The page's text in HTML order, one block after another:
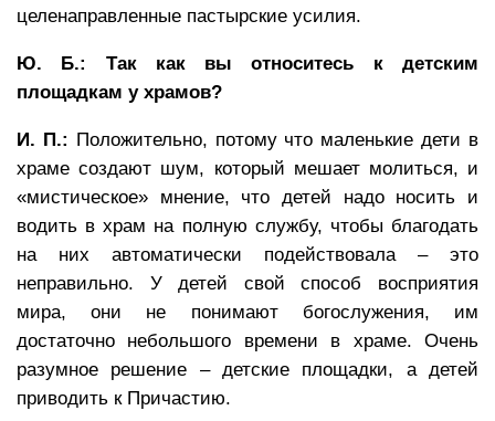
целенаправленные пастырские усилия.
Ю. Б.: Так как вы относитесь к детским
площадкам у храмов?
И. П.: Положительно, потому что маленькие дети в
храме создают шум, который мешает молиться, и
«мистическое» мнение, что детей надо носить и
водить в храм на полную службу, чтобы благодать
на них автоматически подействовала – это
неправильно. У детей свой способ восприятия
мира, они не понимают богослужения, им
достаточно небольшого времени в храме. Очень
разумное решение – детские площадки, а детей
приводить к Причастию.